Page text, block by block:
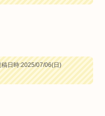
日時:2025/07/06(日)